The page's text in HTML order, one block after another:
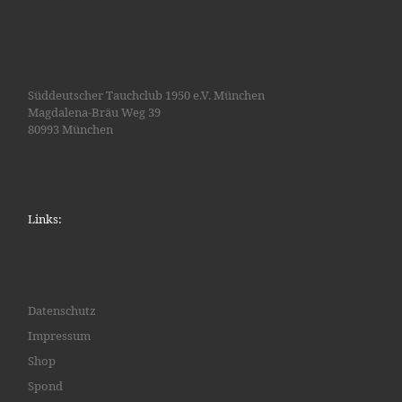
Süddeutscher Tauchclub 1950 e.V. München
Magdalena-Bräu Weg 39
80993 München
Links:
Datenschutz
Impressum
Shop
Spond